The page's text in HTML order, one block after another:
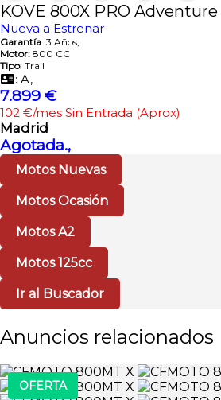
KOVE 800X PRO Adventure
Nueva a Estrenar
Garantía: 3 Años,
Motor: 800 CC
Tipo: Trail
: A,
7.899 €
102 €/mes Sin Entrada (Aprox)
Madrid
Agotada.,
Motos Nuevas
Motos Ocasión
Motos A2
Motos 125cc
Ir al Buscador
Anuncios relacionados
OFERTA